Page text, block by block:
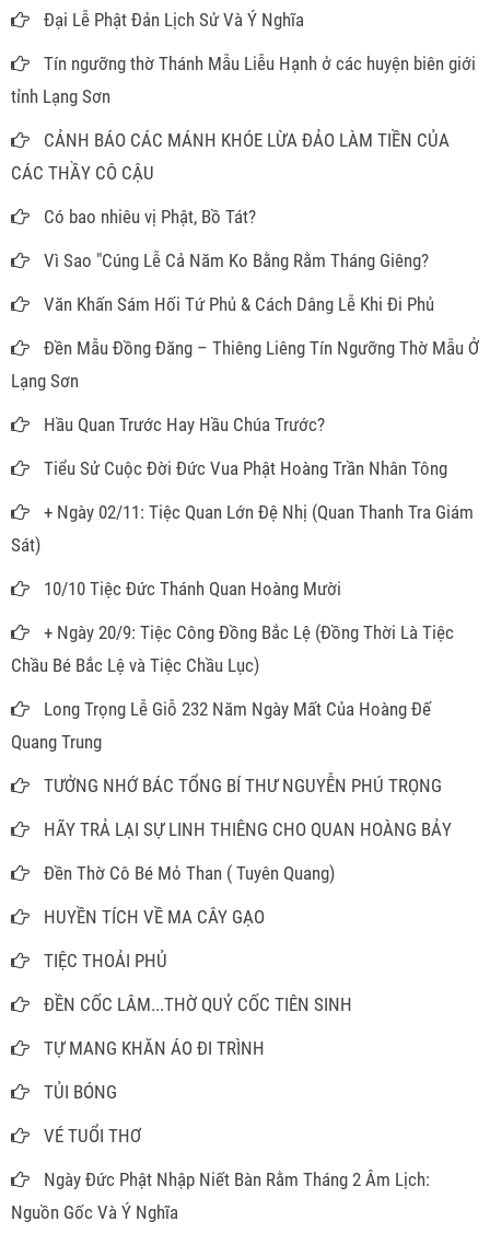
Đại Lễ Phật Đản Lịch Sử Và Ý Nghĩa
Tín ngưỡng thờ Thánh Mẫu Liễu Hạnh ở các huyện biên giới
tỉnh Lạng Sơn
CẢNH BÁO CÁC MÁNH KHÓE LỪA ĐẢO LÀM TIỀN CỦA
CÁC THẦY CÔ CẬU
Có bao nhiêu vị Phật, Bồ Tát?
Vì Sao "Cúng Lễ Cả Năm Ko Bằng Rằm Tháng Giêng?
Văn Khấn Sám Hối Tứ Phủ & Cách Dâng Lễ Khi Đi Phủ
Đền Mẫu Đồng Đăng – Thiêng Liêng Tín Ngưỡng Thờ Mẫu Ở
Lạng Sơn
Hầu Quan Trước Hay Hầu Chúa Trước?
Tiểu Sử Cuộc Đời Đức Vua Phật Hoàng Trần Nhân Tông
+ Ngày 02/11: Tiệc Quan Lớn Đệ Nhị (Quan Thanh Tra Giám
Sát)
10/10 Tiệc Đức Thánh Quan Hoàng Mười
+ Ngày 20/9: Tiệc Công Đồng Bắc Lệ (Đồng Thời Là Tiệc
Chầu Bé Bắc Lệ và Tiệc Chầu Lục)
Long Trọng Lễ Giỗ 232 Năm Ngày Mất Của Hoàng Đế
Quang Trung
TƯỞNG NHỚ BÁC TỔNG BÍ THƯ NGUYỄN PHÚ TRỌNG
HÃY TRẢ LẠI SỰ LINH THIÊNG CHO QUAN HOÀNG BẢY
Đền Thờ Cô Bé Mỏ Than ( Tuyên Quang)
HUYỀN TÍCH VỀ MA CÂY GẠO
TIỆC THOẢI PHỦ
ĐỀN CỐC LÂM...THỜ QUỶ CỐC TIÊN SINH
TỰ MANG KHĂN ÁO ĐI TRÌNH
TỦI BÓNG
VÉ TUỔI THƠ
Ngày Đức Phật Nhập Niết Bàn Rằm Tháng 2 Âm Lịch:
Nguồn Gốc Và Ý Nghĩa